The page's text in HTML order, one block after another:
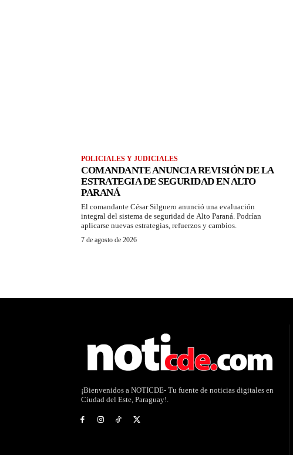
POLICIALES Y JUDICIALES
COMANDANTE ANUNCIA REVISIÓN DE LA
ESTRATEGIA DE SEGURIDAD EN ALTO
PARANÁ
El comandante César Silguero anunció una evaluación
integral del sistema de seguridad de Alto Paraná. Podrían
aplicarse nuevas estrategias, refuerzos y cambios.
7 de agosto de 2026
¡Bienvenidos a NOTICDE- Tu fuente de noticias digitales en
Ciudad del Este, Paraguay!.